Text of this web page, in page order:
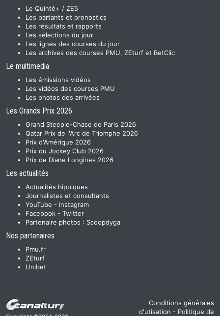
Le Quinté+ / ZE5
Les partants et pronostics
Les résultats et rapports
Les sélections du jour
Les lignes des courses du jour
Les archives des courses PMU, ZEturf et BetClic
Le multimedia
Les émissions vidéos
Les vidéos des courses PMU
Les photos des arrivées
Les Grands Prix 2026
Grand Steeple-Chase de Paris 2026
Qatar Prix de l'Arc de Triomphe 2026
Prix d'Amérique 2026
Prix du Jockey Club 2026
Prix de Diane Longines 2026
Les actualités
Actualités hippiques
Journalistes et consultants
YouTube - Instagram
Facebook - Twitter
Partenaire photos : Scoopdyga
Nos partenaires
Pmu.fr
ZEturf
Unibet
Conditions générales
d'utisation - Politique de